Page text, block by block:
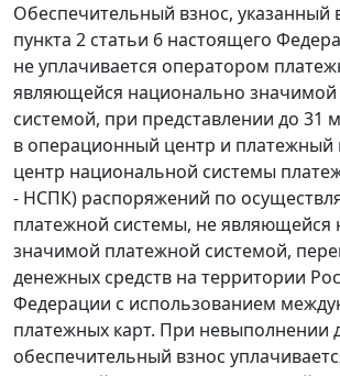
Обеспечительный взнос, указанный
пункта 2 статьи 6 настоящего
не уплачивается оператором
являющейся национально
системой, при представлении до 31
в операционный центр и платежный
центр национальной системы
- НСПК) распоряжений по
платежной системы, не являющейся
значимой платежной системой,
денежных средств на территории
Федерации с использованием
платежных карт. При невыполнении
обеспечительный взнос